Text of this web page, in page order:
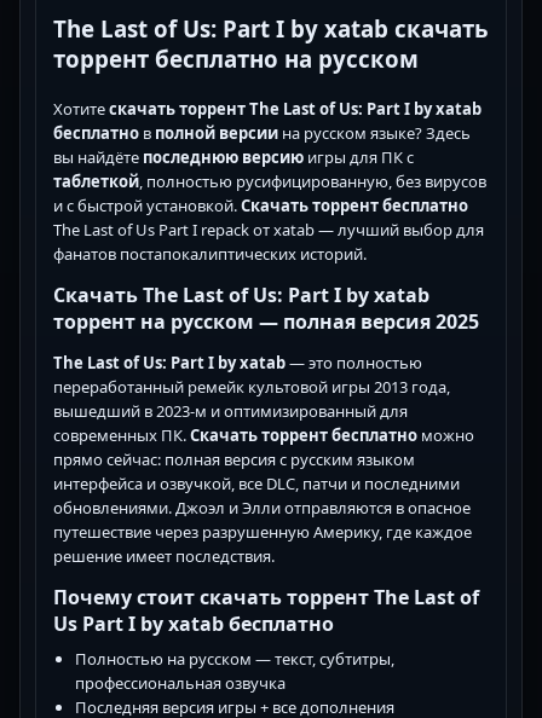
The Last of Us: Part I by xatab скачать
торрент бесплатно на русском
Хотитескачать торрент The Last of Us: Part I by xatab
бесплатно в полной версии на русском языке? Здесь
вы найдёте последнюю версию игры для ПК с
таблеткой, полностью русифицированную, без вирусов
и с быстрой установкой.Скачать торрент бесплатно
The Last of Us Part I repack от xatab — лучший выбор для
фанатов постапокалиптических историй.
Скачать The Last of Us: Part I by xatab
торрент на русском — полная версия 2025
The Last of Us: Part I by xatab— это полностью
переработанный ремейк культовой игры 2013 года,
вышедший в 2023-м и оптимизированный для
современных ПК.Скачать торрент бесплатно можно
прямо сейчас: полная версия с русским языком
интерфейса и озвучкой, все DLC, патчи и последними
обновлениями. Джоэл и Элли отправляются в опасное
путешествие через разрушенную Америку, где каждое
решение имеет последствия.
Почему стоит скачать торрент The Last of
Us Part I by xatab бесплатно
Полностью на русском — текст, субтитры,
профессиональная озвучка
Последняя версия игры + все дополнения